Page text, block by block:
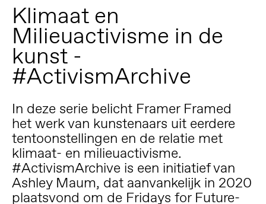
Klimaat en
Milieuactivisme in de
kunst -
#ActivismArchive
In deze serie belicht Framer Framed
het werk van kunstenaars uit eerdere
tentoonstellingen en de relatie met
klimaat- en milieuactivisme.
#ActivismArchive is een initiatief van
Ashley Maum, dat aanvankelijk in 2020
plaatsvond om de Fridays for Future-